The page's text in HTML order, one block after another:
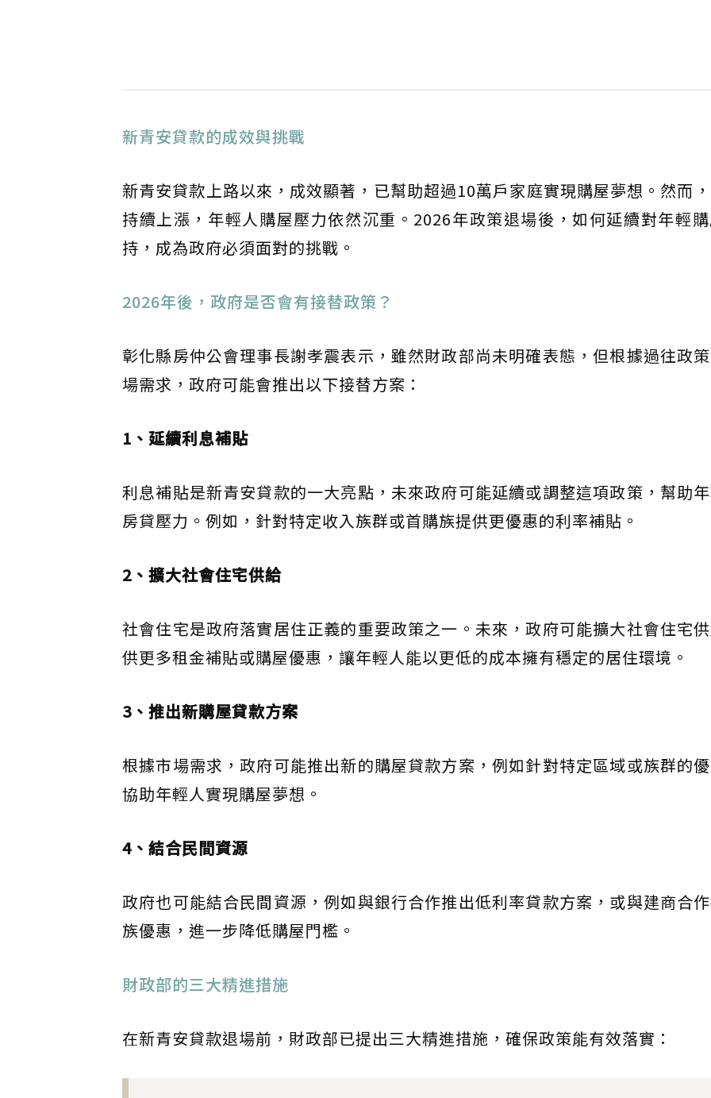
新青安貸款的成效與挑戰
新青安貸款上路以來，成效顯著，已幫助超過10萬戶家庭實現購屋夢想。然而
持續上漲，年輕人購屋壓力依然沉重。2026年政策退場後，如何延續對年輕
持，成為政府必須面對的挑戰。
2026年後，政府是否會有接替政策？
彰化縣房仲公會理事長謝孝震表示，雖然財政部尚未明確表態，但根據過往政
場需求，政府可能會推出以下接替方案：
1、延續利息補貼
利息補貼是新青安貸款的一大亮點，未來政府可能延續或調整這項政策，幫助
房貸壓力。例如，針對特定收入族群或首購族提供更優惠的利率補貼。
2、擴大社會住宅供給
社會住宅是政府落實居住正義的重要政策之一。未來，政府可能擴大社會住宅
供更多租金補貼或購屋優惠，讓年輕人能以更低的成本擁有穩定的居住環境。
3、推出新購屋貸款方案
根據市場需求，政府可能推出新的購屋貸款方案，例如針對特定區域或族群的
協助年輕人實現購屋夢想。
4、結合民間資源
政府也可能結合民間資源，例如與銀行合作推出低利率貸款方案，或與建商合
族優惠，進一步降低購屋門檻。
財政部的三大精進措施
在新青安貸款退場前，財政部已提出三大精進措施，確保政策能有效落實：